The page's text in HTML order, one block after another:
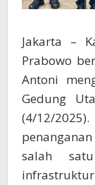
Jakarta –
Prabowo
Antoni
Gedung
(4/12/
salah